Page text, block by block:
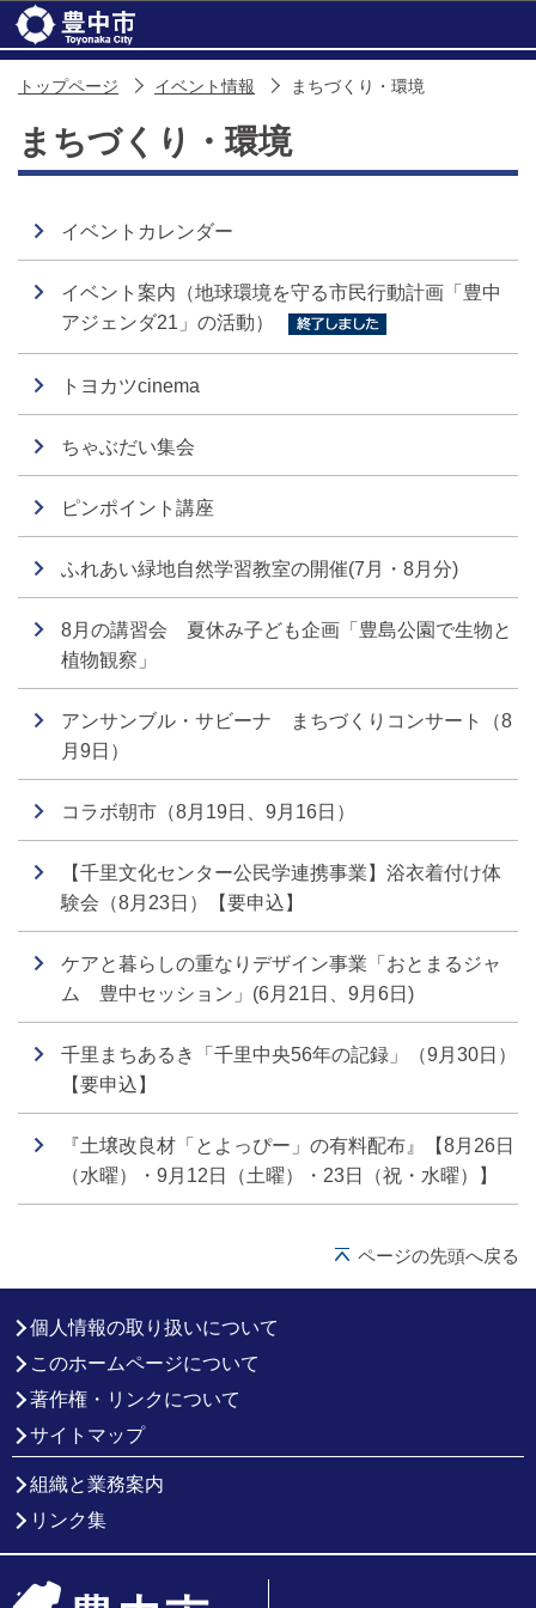
トップページ イベント情報 まちづくり・環境
まちづくり・環境
イベントカレンダー
イベント案内（地球環境を守る市民行動計画「豊中
アジェンダ21」の活動）
トヨカツcinema
ちゃぶだい集会
ピンポイント講座
ふれあい緑地自然学習教室の開催(7月・8月分)
8月の講習会 夏休み子ども企画「豊島公園で生物と
植物観察」
アンサンブル・サビーナ まちづくりコンサート（8
月9日）
コラボ朝市（8月19日、9月16日）
【千里文化センター公民学連携事業】浴衣着付け体
験会（8月23日）【要申込】
ケアと暮らしの重なりデザイン事業「おとまるジャ
ム 豊中セッション」(6月21日、9月6日)
千里まちあるき「千里中央56年の記録」（9月30日）
【要申込】
『土壌改良材「とよっぴー」の有料配布』【8月26日
（水曜）・9月12日（土曜）・23日（祝・水曜）】
ページの先頭へ戻る
個人情報の取り扱いについて
このホームページについて
著作権・リンクについて
サイトマップ
組織と業務案内
リンク集